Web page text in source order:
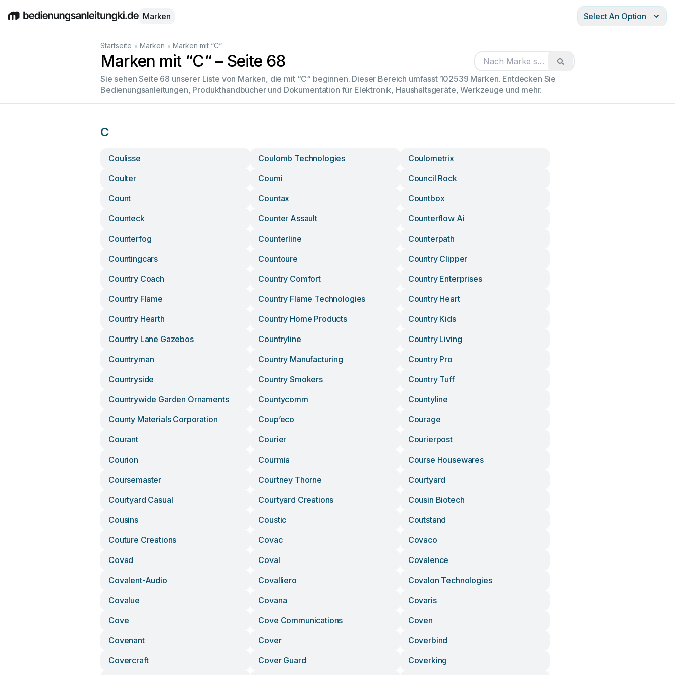
EnglishDeutschEspañolItalianoFrançais
Marken Select An Option
Startseite • Marken • Marken mit “C“
Marken mit “C“ – Seite 68
Sie sehen Seite 68 unserer Liste von Marken, die mit “C“ beginnen. Dieser Bereich umfasst 102539 Marken. Entdecken Sie
Bedienungsanleitungen, Produkthandbücher und Dokumentation für Elektronik, Haushaltsgeräte, Werkzeuge und mehr.
C
Coulisse Coulomb Technologies
Coulometrix
Coulter
Coumi
Council Rock
Count
Countax
Countbox
Counteck
Counter Assault
Counterflow Ai
Counterfog
Counterline
Counterpath
Countingcars
Countoure
Country Clipper
Country Coach
Country Comfort
Country Enterprises
Country Flame
Country Flame Technologies
Country Heart
Country Hearth
Country Home Products
Country Kids
Country Lane Gazebos
Countryline
Country Living
Countryman
Country Manufacturing
Country Pro
Countryside
Country Smokers
Country Tuff
Countrywide Garden Ornaments
Countycomm
Countyline
County Materials Corporation
Coup’eco
Courage
Courant
Courier
Courierpost
Courion
Courmia
Course Housewares
Coursemaster
Courtney Thorne
Courtyard
Courtyard Casual
Courtyard Creations
Cousin Biotech
Cousins
Coustic
Coutstand
Couture Creations
Covac
Covaco
Covad
Coval
Covalence
Covalent-Audio
Covalliero
Covalon Technologies
Covalue
Covana
Covaris
Cove
Cove Communications
Coven
Covenant
Cover
Coverbind
Covercraft
Cover Guard
Coverking